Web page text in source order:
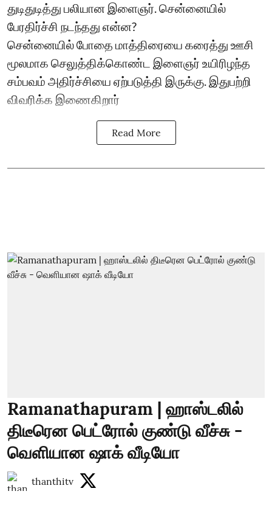
துடிதுடித்து பலியான இளைஞர். சென்னையில்
பேரதிர்ச்சி நடந்தது என்ன?
சென்னையில் போதை மாத்திரையை கரைத்து ஊசி
மூலமாக செலுத்திக்கொண்ட இளைஞர் உயிரிழந்த
சம்பவம் அதிர்ச்சியை ஏற்படுத்தி இருக்கு. இதுபற்றி
விவரிக்க இணைகிறார்
Read More
Ramanathapuram | ஹாஸ்டலில்
திடீரென பெட்ரோல் குண்டு வீச்சு -
வெளியான ஷாக் வீடியோ
thanthitv